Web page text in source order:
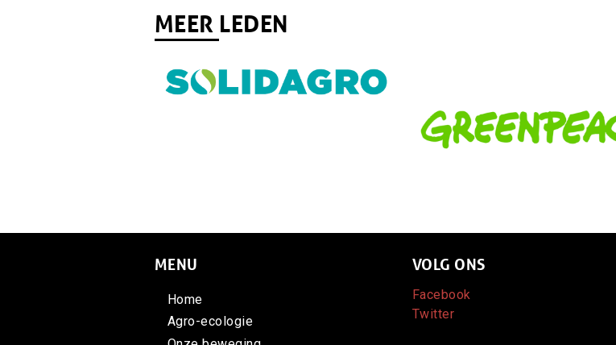
MEER LEDEN
MENU
Home
Agro-ecologie
VOLG ONS
Facebook
Twitter